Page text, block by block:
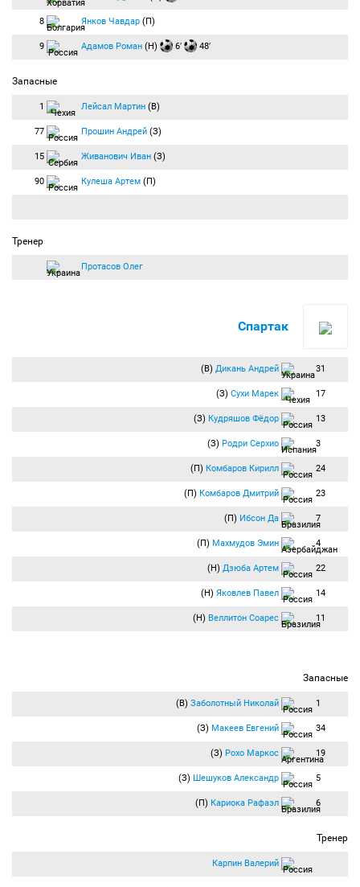
8 Янков Чавдар (П)
9 Адамов Роман (Н) 6′ 48′
Запасные
1 Лейсал Мартин (В)
77 Прошин Андрей (З)
15 Живанович Иван (З)
90 Кулеша Артем (П)
Тренер
Протасов Олег
Спартак
(В) Дикань Андрей 31
(З) Сухи Марек 17
(З) Кудряшов Фёдор 13
(З) Родри Серхио 3
(П) Комбаров Кирилл 24
(П) Комбаров Дмитрий 23
(П) Ибсон Да 7
(П) Махмудов Эмин 4
(Н) Дзюба Артем 22
(Н) Яковлев Павел 14
(Н) Веллитон Соарес 11
Запасные
(В) Заболотный Николай 1
(З) Макеев Евгений 34
(З) Рохо Маркос 19
(З) Шешуков Александр 5
(П) Кариока Рафаэл 6
Тренер
Карпин Валерий